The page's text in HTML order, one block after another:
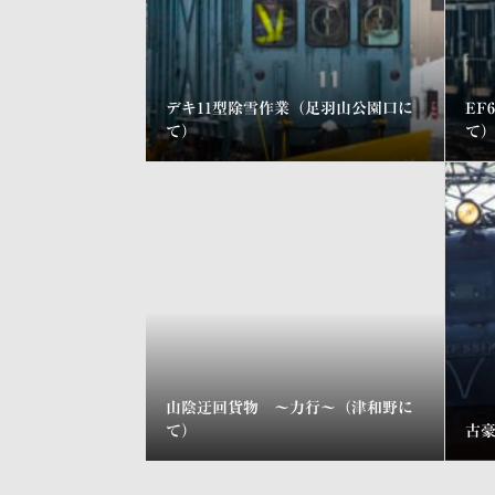
デキ11型除雪作業（足羽山公園口に
て）
て）
山陰迂回貨物 ～力行～（津和野に
て）
古